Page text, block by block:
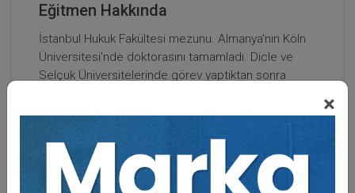
×
Eğitmen Hakkında
İstanbul Hukuk Fakültesi mezunu. Almanya'nın Köln
Üniversitesi'nde doktorasını tamamladı. Dicle ve
Selçuk Üniversitelerinde görev yaptıktan sonra
atandı. Buradan emekli oldu. Ceza hukuku, ceza
muhakemesi ve tıp hukuku alanlarında toplam
baskısı 100 ü bulan kitabı ve çok sayıda makalesi